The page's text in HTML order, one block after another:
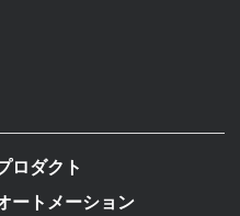
ロダクト
ートメーション